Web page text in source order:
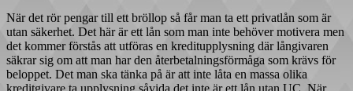
När det rör pengar till ett bröllop så får man ta ett privatlån som är
utan säkerhet. Det här är ett lån som man inte behöver motivera men
det kommer förstås att utföras en kreditupplysning där långivaren
säkrar sig om att man har den återbetalningsförmåga som krävs för
beloppet. Det man ska tänka på är att inte låta en massa olika
kreditgivare ta upplysning såvida det inte är ett lån utan UC. När